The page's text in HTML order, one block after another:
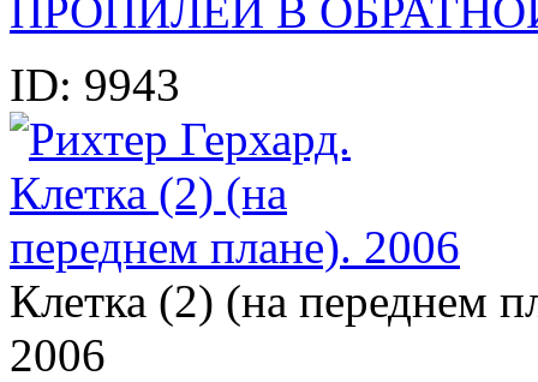
ПРОПИЛЕИ В
ID: 9943
Клетка (2) (на переднем
2006